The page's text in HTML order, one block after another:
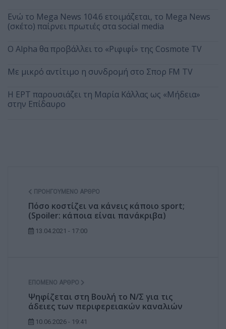
Ενώ το Mega News 104.6 ετοιμάζεται, το Mega News
(σκέτο) παίρνει πρωτιές στα social media
Ο Alpha θα προβάλλει το «Ριφιφί» της Cosmote TV
Με μικρό αντίτιμο η συνδρομή στο Σπορ FM TV
Η ΕΡΤ παρουσιάζει τη Μαρία Κάλλας ως «Μήδεια»
στην Επίδαυρο
ΠΡΟΗΓΟΎΜΕΝΟ ΆΡΘΡΟ
Πόσο κοστίζει να κάνεις κάποιο sport;
(Spoiler: κάποια είναι πανάκριβα)
13.04.2021 - 17:00
ΕΠΌΜΕΝΟ ΆΡΘΡΟ
Ψηφίζεται στη Βουλή το Ν/Σ για τις
άδειες των περιφερειακών καναλιών
10.06.2026 - 19:41